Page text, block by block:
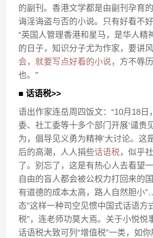
的副刊。香港文学都是由副刊孕育
诲淫诲盗与否的小说。只有好看不
“英国人管理香港和星马，是华人精
的日子，知识分子尤为作家，要讲
会，就要写点好看的小说，方不辱
也。”
■ 话语税>>
语出作家连岳周四饭文：“10月18日
委、社工委等十多个部门开展‘谴责
为，倡导见义勇为精神’大讨论。这
后的高潮，人人捐些话语税，似乎
了。别忘了，这是有热心人去看望
自由的盲人都会被公权力打回来的
有道德的成本太高，路人自然胆小
态”这样一种司空见惯中国式话语方
税”，连老师功莫大焉。关于小悦悦
话语税大致可列“增值税”一类，如